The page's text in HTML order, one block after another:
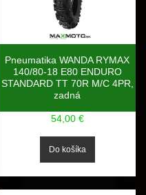
Pneumatika WANDA RYMAX
140/80-18 E80 ENDURO
STANDARD TT 70R M/C 4PR,
zadná
54,00 €